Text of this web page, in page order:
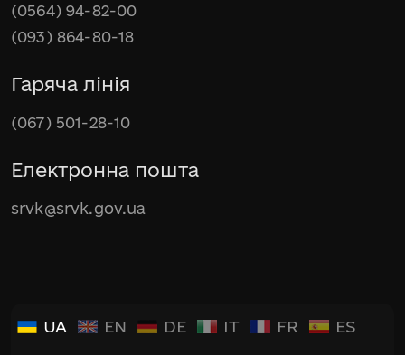
(0564) 94-82-00
(093) 864-80-18
Гаряча лінія
(067) 501-28-10
Електронна пошта
srvk@srvk.gov.ua
UA EN DE IT FR ES